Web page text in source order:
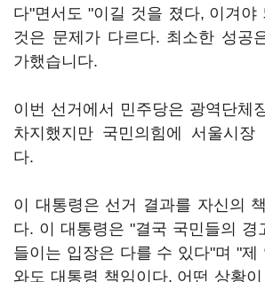
다"면서도 "이길 것을 졌다, 이겨야
것은 문제가 다르다. 최소한 성공
가했습니다.
이번 선거에서 민주당은 광역단체
차지했지만 국민의힘에 서울시장
다.
이 대통령은 선거 결과를 자신의
다. 이 대통령은 "결국 국민들의 경
들이는 입장은 다를 수 있다"며 "제
와도 대통령 책임이다. 어떤 상황